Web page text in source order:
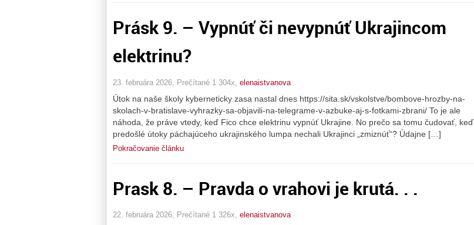
Prásk 9. – Vypnúť či nevypnúť Ukrajincom
elektrinu?
23. februára 2026, Prečítané 1 304x, elenaistvanova
Útok na naše školy kyberneticky zasa nastal dnes https://sita.sk/vskolstve/bombove-hrozby-na-
skolach-v-bratislave-vyhrazky-sa-objavili-na-telegrame-v-azbuke-aj-s-fotkami-zbrani/ To je ale
náhoda, že práve vtedy, keď Fico chce elektrinu vypnúť Ukrajine. No prečo sa tomu čudovať, keď
predošlé útoky páchajúceho ukrajinského lumpa nechali Ukrajinci „zmiznúť“? Údajne […]
Pokračovanie článku
Prask 8. – Pravda o vrahovi je krutá. . .
22. februára 2026, Prečítané 1 326x, elenaistvanova